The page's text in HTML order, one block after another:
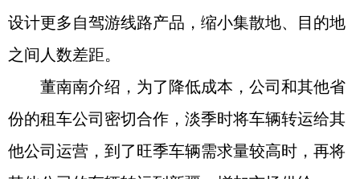
设计更多自驾游线路产品，缩小集散地、目的地
之间人数差距。
董南南介绍，为了降低成本，公司和其他省
份的租车公司密切合作，淡季时将车辆转运给其
他公司运营，到了旺季车辆需求量较高时，再将